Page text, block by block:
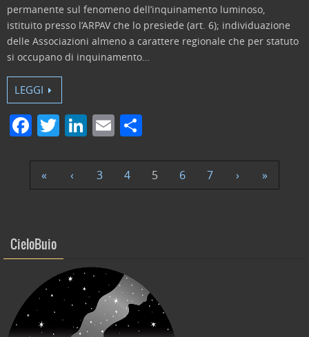
permanente sul fenomeno dell’inquinamento luminoso,
istituito presso l’ARPAV che lo presiede (art. 6); individuazione
delle Associazioni almeno a carattere regionale che per statuto
si occupano di inquinamento…
LEGGI
F
c
e
o
o
k
T
itt
er
Li
k
e
E
ai
l
n
di
« ‹ 3 4 5 6 7 › »
CieloBuio